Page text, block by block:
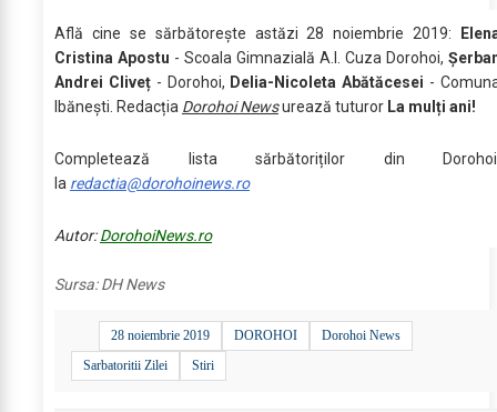
Află cine se sărbătoreşte astăzi 28 noiembrie 2019:
Cristina Apostu - Scoala Gimnazială A.I. Cuza Dorohoi,
Andrei Cliveț- Dorohoi, Delia-Nicoleta Abătăcesei -
Ibănești. Redacția Dorohoi Newsurează tuturor La mulți ani!
Completează lista sărbătoriților din
la redactia@dorohoinews.ro
Autor:DorohoiNews.ro
Sursa:DH News
28 noiembrie 2019 DOROHOI
Dorohoi News
Sarbatoritii Zilei
Stiri